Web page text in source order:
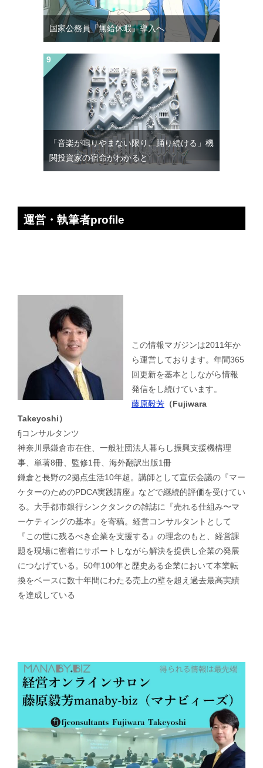
国家公務員「無給休暇」導入へ
「音楽が鳴りやまない限り、踊り続ける」機
関投資家の宿命がわかると
運営・執筆者profile
この情報マガジンは2011年か
ら運営しております。年間365
回更新を基本としながら情報
発信をし続けています。
藤原毅芳 （Fujiwara
Takeyoshi）
fjコンサルタンツ
神奈川県鎌倉市在住、一般社団法人暮らし振興支援機構理
事、単著8冊、監修1冊、海外翻訳出版1冊
鎌倉と長野の2拠点生活10年超。講師として宣伝会議の『マー
ケターのためのPDCA実践講座』などで継続的評価を受けてい
る。大手都市銀行シンクタンクの雑誌に『売れる仕組み〜マ
ーケティングの基本』を寄稿。経営コンサルタントとして
『この世に残るべき企業を支援する』の理念のもと、経営課
題を現場に密着にサポートしながら解決を提供し企業の発展
につなげている。50年100年と歴史ある企業において本業転
換をベースに数十年間にわたる売上の壁を超え過去最高実績
を達成している